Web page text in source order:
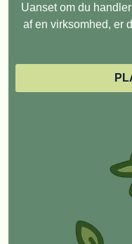
Uanset om du
af en virksomhed, er